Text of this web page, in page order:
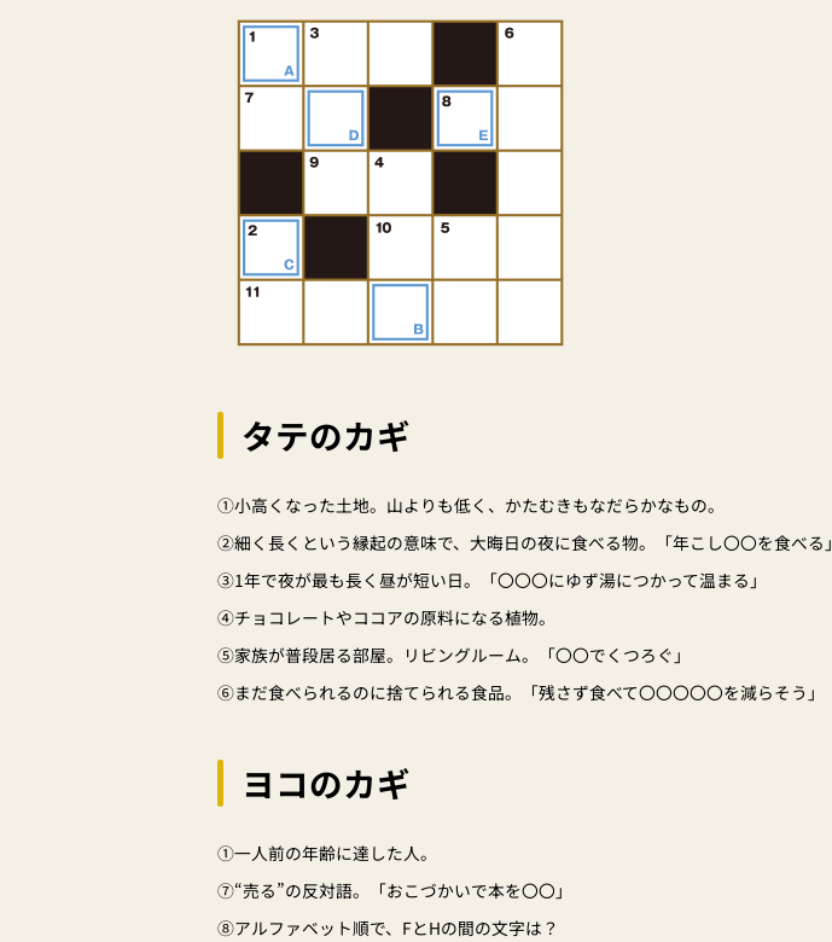
タテのカギ
①小高くなった土地。山よりも低く、かたむきもなだらかなもの。
②細く長くという縁起の意味で、大晦日の夜に食べる物。「年こし〇〇を食べる」
③1年で夜が最も長く昼が短い日。「〇〇〇にゆず湯につかって温まる」
④チョコレートやココアの原料になる植物。
⑤家族が普段居る部屋。リビングルーム。「〇〇でくつろぐ」
⑥まだ食べられるのに捨てられる食品。「残さず食べて〇〇〇〇〇を減らそう」
ヨコのカギ
①一人前の年齢に達した人。
⑦“売る”の反対語。「おこづかいで本を〇〇」
⑧アルファベット順で、FとHの間の文字は？